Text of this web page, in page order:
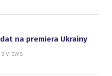
na premiera Ukrainy
3 VIEWS